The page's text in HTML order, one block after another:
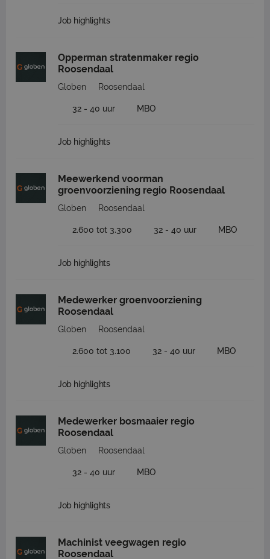
Job highlights
Opperman stratenmaker regio
Roosendaal
Globen Roosendaal
32 - 40 uur MBO
Job highlights
Meewerkend voorman
groenvoorziening regio Roosendaal
Globen Roosendaal
2.600 tot 3.300 32 - 40 uur MBO
Job highlights
Medewerker groenvoorziening
Roosendaal
Globen Roosendaal
2.600 tot 3.100 32 - 40 uur MBO
Job highlights
Medewerker bosmaaier regio
Roosendaal
Globen Roosendaal
32 - 40 uur MBO
Job highlights
Machinist veegwagen regio
Roosendaal